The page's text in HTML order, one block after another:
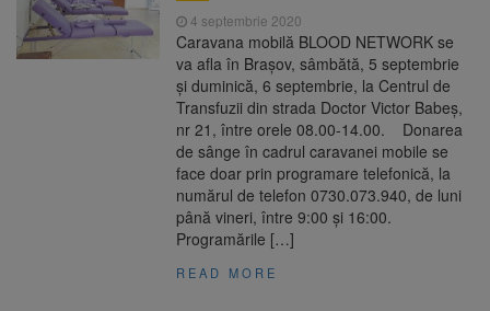
4 septembrie 2020
Caravana mobilă BLOOD NETWORK se
va afla în Brașov, sâmbătă, 5 septembrie
și duminică, 6 septembrie, la Centrul de
Transfuzii din strada Doctor Victor Babeș,
nr 21, între orele 08.00-14.00. Donarea
de sânge în cadrul caravanei mobile se
face doar prin programare telefonică, la
numărul de telefon 0730.073.940, de luni
până vineri, între 9:00 și 16:00.
Programările […]
READ MORE